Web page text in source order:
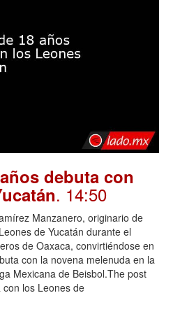
debuta con
. 14:50
Manzanero, originario de
de Yucatán durante el
de Oaxaca, convirtiéndose en
con la novena melenuda en la
Mexicana de Beisbol.The post
los Leones de